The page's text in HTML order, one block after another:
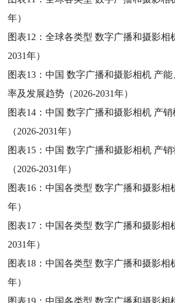
年）
图表12：全球各类型 数字广播和摄影相
2031年）
图表13：中国 数字广播和摄影相机 产
率及发展趋势（2026-2031年）
图表14：中国 数字广播和摄影相机 产
（2026-2031年）
图表15：中国 数字广播和摄影相机 产
（2026-2031年）
图表16：中国各类型 数字广播和摄影相
年）
图表17：中国各类型 数字广播和摄影相
2031年）
图表18：中国各类型 数字广播和摄影相
年）
图表19：中国各类型 数字广播和摄影相